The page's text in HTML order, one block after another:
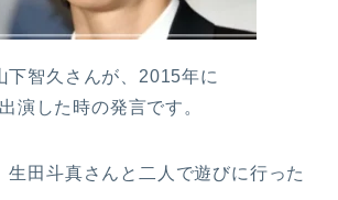
下智久さんが、2015年に
演した時の発言です。
生田斗真さんと二人で遊びに行った